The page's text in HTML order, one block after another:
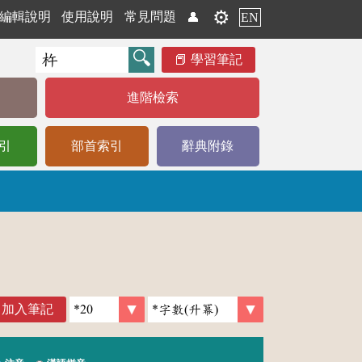
編輯說明 使用說明 常見問題 👤 ⚙️ EN
學習筆記
進階檢索
部首索引 辭典附錄
加入筆記